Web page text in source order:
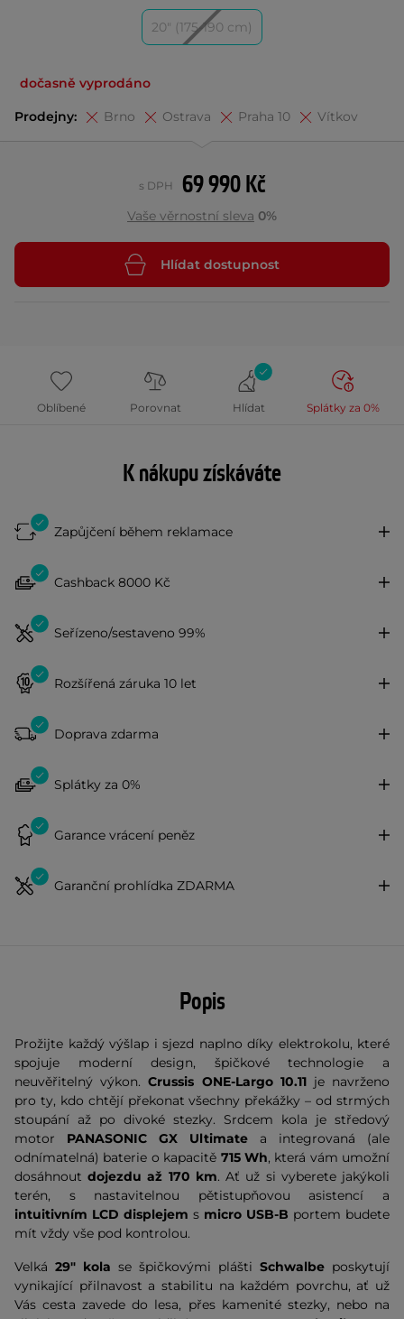
20" (175-190 cm)
dočasně vyprodáno
Prodejny: Brno Ostrava Praha 10 Vítkov
69 990 Kč
s DPH
Vaše věrnostní sleva 0%
Hlídat dostupnost
Oblíbené Porovnat Hlídat Splátky za 0%
K nákupu získáváte
Zapůjčení během reklamace
Cashback 8000 Kč
Seřízeno/sestaveno 99%
Rozšířená záruka 10 let
Doprava zdarma
Splátky za 0%
Garance vrácení peněz
Garanční prohlídka ZDARMA
Popis
Prožijte každý výšlap i sjezd naplno díky elektrokolu, které
spojuje moderní design, špičkové technologie a
neuvěřitelný výkon. Crussis ONE-Largo 10.11 je navrženo
pro ty, kdo chtějí překonat všechny překážky – od strmých
stoupání až po divoké stezky. Srdcem kola je středový
motor PANASONIC GX Ultimate a integrovaná (ale
odnímatelná) baterie o kapacitě 715 Wh, která vám umožní
dosáhnoutdojezdu až 170 km. Ať už si vyberete jakýkoli
terén, s nastavitelnou pětistupňovou asistencí a
intuitivním LCD displejem s micro USB-B portem budete
mít vždy vše pod kontrolou.
Velká 29" kola se špičkovými plášti Schwalbe poskytují
vynikající přilnavost a stabilitu na každém povrchu, ať už
Vás cesta zavede do lesa, přes kamenité stezky, nebo na